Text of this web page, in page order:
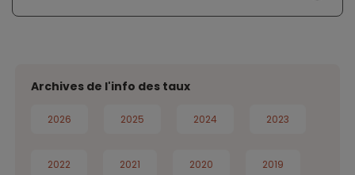
Archives de l'info des taux
2026 2025 2024 2023
2022 2021 2020 2019